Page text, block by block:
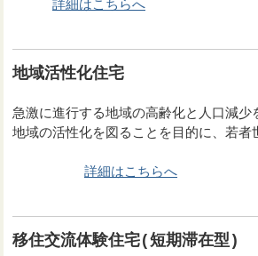
詳細はこちらへ
地域活性化住宅
急激に進行する地域の高齢化と人口減
地域の活性化を図ることを目的に、若者
詳細はこちらへ
移住交流体験住宅(短期滞在型)